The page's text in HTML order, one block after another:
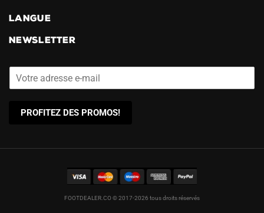
LANGUE
NEWSLETTER
PROFITEZ DES PROMOS!
FOOTDEALER.CO © 2017-2026 tous droits réservés